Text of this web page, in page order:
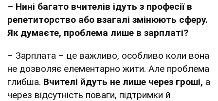
– Нині багато вчителів ідуть з професії в
репетиторство або взагалі змінюють сферу.
Як думаєте, проблема лише в зарплаті?
– Зарплата – це важливо, особливо коли вона
не дозволяє елементарно жити. Але проблема
глибша. Вчителі йдуть не лише через гроші, а
через відсутність поваги, підтримки й